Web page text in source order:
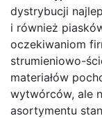
dystrybucji
i również
oczekiwaniom
strumieniowo-
materiałów
wytwórców, ale
asortymentu